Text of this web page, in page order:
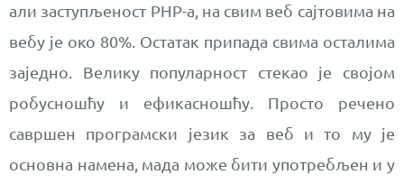
али заступљеност PHP-а, на свим веб сајтовима на
вебу је око 80%. Остатак припада свима осталима
заједно. Велику популарност стекао је својом
робусношћу и ефикасношћу. Просто речено
савршен програмски језик за веб и то му је
основна намена, мада може бити употребљен и у